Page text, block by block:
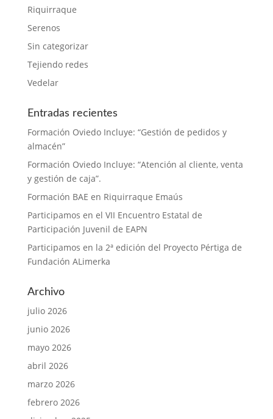
Riquirraque
Serenos
Sin categorizar
Tejiendo redes
Vedelar
Entradas recientes
Formación Oviedo Incluye: “Gestión de pedidos y
almacén”
Formación Oviedo Incluye: “Atención al cliente, venta
y gestión de caja”.
Formación BAE en Riquirraque Emaús
Participamos en el VII Encuentro Estatal de
Participación Juvenil de EAPN
Participamos en la 2ª edición del Proyecto Pértiga de
Fundación ALimerka
Archivo
julio 2026
junio 2026
mayo 2026
abril 2026
marzo 2026
febrero 2026